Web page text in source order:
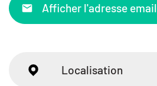
Afficher l'adresse email
Localisation